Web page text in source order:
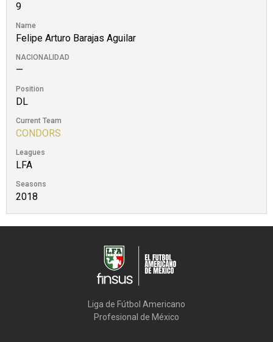
9
Name
Felipe Arturo Barajas Aguilar
NACIONALIDAD
—
Position
DL
Current Team
CONDORS
Leagues
LFA
Seasons
2018
Liga de Fútbol Americano
Profesional de México